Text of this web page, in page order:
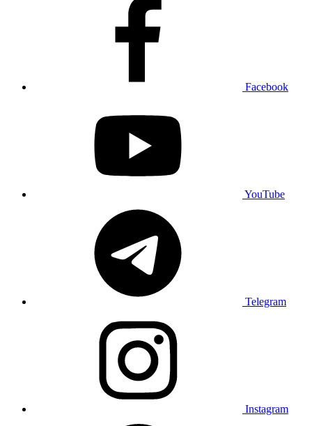
Facebook
YouTube
Telegram
Instagram